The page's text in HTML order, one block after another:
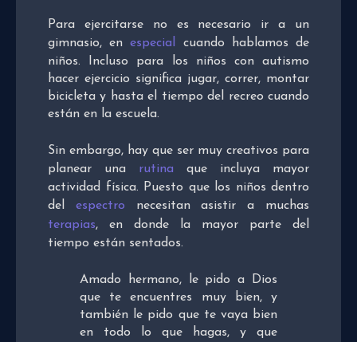
Para ejercitarse no es necesario ir a un
gimnasio, enespecial
cuando hablamos de
niños. Incluso para los niños con autismo
hacer ejercicio significa jugar, correr, montar
bicicleta y hasta el tiempo del recreo cuando
están en la escuela.
Sin embargo, hay que ser muy creativos para
planear una rutina que incluya mayor
actividad física. Puesto que los niños dentro
del espectro necesitan asistir a muchas
terapias, en donde la mayor parte del
tiempo están sentados.
Amado hermano, le pido a Dios
que te encuentres muy bien, y
también le pido que te vaya bien
en todo lo que hagas, y que